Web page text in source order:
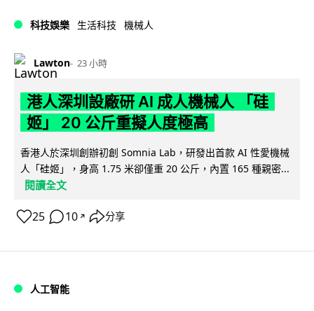
科技娛樂 生活科技 機械人
Lawton 23 小時
港人深圳設廠研 AI 成人機械人 「硅
姬」 20 公斤重擬人度極高
香港人於深圳創辦初創 Somnia Lab，研發出首款 AI 性愛機械
人「硅姬」，身高 1.75 米卻僅重 20 公斤，內置 165 種親密...
閱讀全文
25 10 ↗ 分享
人工智能